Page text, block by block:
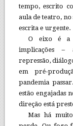
tempo, escrito
aula de teatro,
escrita e urgente.
O eixo é a
implicações –
repressão,
em pré-
pandemia
estão engajadas
direção está
Mas há